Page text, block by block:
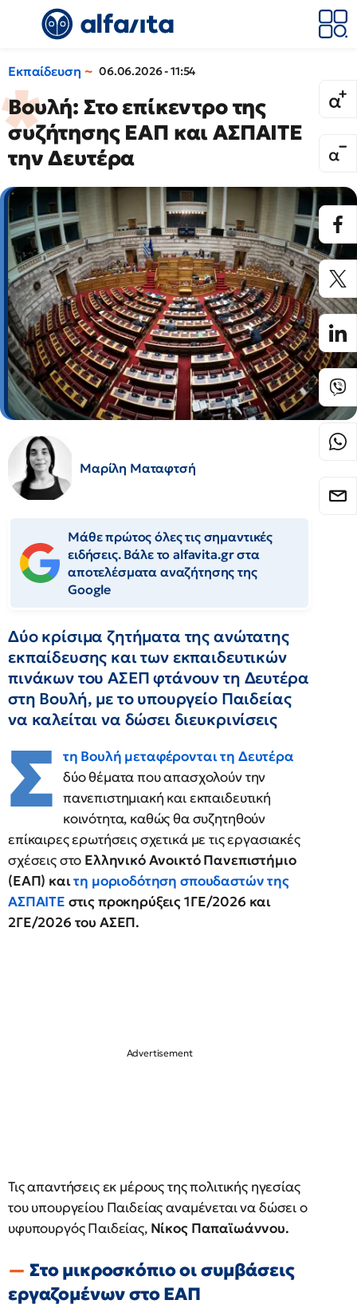
Εκπαίδευση 06.06.2026 - 11:54
Βουλή: Στο επίκεντρο της
συζήτησης ΕΑΠ και ΑΣΠΑΙΤΕ
την Δευτέρα
Μαρίλη Ματαφτσή
Μάθε πρώτος όλες τις σημαντικές
ειδήσεις. Βάλε το alfavita.gr στα
αποτελέσματα αναζήτησης της
Google
Δύο κρίσιμα ζητήματα της ανώτατης
εκπαίδευσης και των εκπαιδευτικών
πινάκων του ΑΣΕΠ φτάνουν τη Δευτέρα
στη Βουλή, με το υπουργείο Παιδείας
να καλείται να δώσει διευκρινίσεις
Σ τη Βουλή μεταφέρονται τη Δευτέρα
δύο θέματα που απασχολούν την
πανεπιστημιακή και εκπαιδευτική
κοινότητα, καθώς θα συζητηθούν
επίκαιρες ερωτήσεις σχετικά με τις εργασιακές
σχέσεις στο Ελληνικό Ανοικτό Πανεπιστήμιο
(ΕΑΠ) καιτη μοριοδότηση σπουδαστών της
ΑΣΠΑΙΤΕ στις προκηρύξεις 1ΓΕ/2026 και
2ΓΕ/2026 του ΑΣΕΠ.
Τις απαντήσεις εκ μέρους της πολιτικής ηγεσίας
του υπουργείου Παιδείας αναμένεται να δώσει ο
υφυπουργός Παιδείας, Νίκος Παπαϊωάννου.
Στο μικροσκόπιο οι συμβάσεις
εργαζομένων στο ΕΑΠ